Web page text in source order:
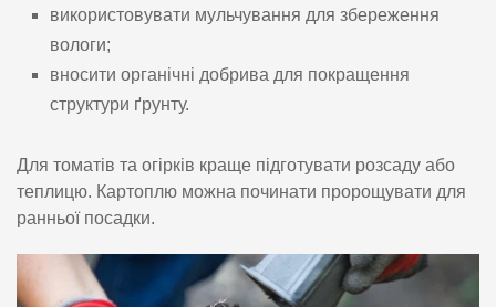
використовувати мульчування для збереження
вологи;
вносити органічні добрива для покращення
структури ґрунту.
Для томатів та огірків краще підготувати розсаду або
теплицю. Картоплю можна починати пророщувати для
ранньої посадки.